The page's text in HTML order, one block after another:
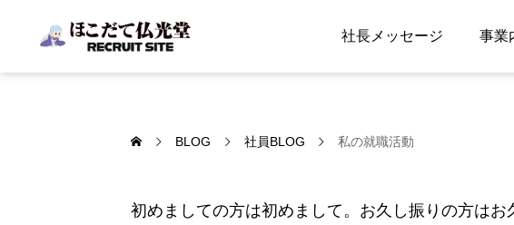
社長メッセージ 事業
BLOG 社員BLOG 私の就職活動
初めましての方は初めまして。お久し振りの方はお